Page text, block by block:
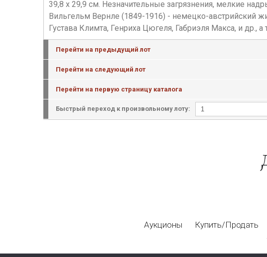
39,8 х 29,9 см. Незначительные загрязнения, мелкие
Вильгельм Вернле (1849-1916) - немецко-австрийский
Густава Климта, Генриха Цюгеля, Габриэля Макса, и др.,
Перейти на предыдущий лот
Перейти на следующий лот
Перейти на первую страницу каталога
Быстрый переход к произвольному лоту:
Аукционы Купить/Продать